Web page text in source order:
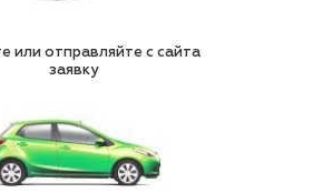
или отправляйте с сайта
заявку